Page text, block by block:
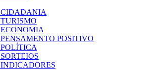
CIDADANIA
TURISMO
ECONOMIA
PENSAMENTO POSITIVO
POLÍTICA
SORTEIOS
INDICADORES